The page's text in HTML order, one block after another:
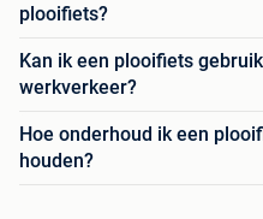
plooifiets?
Kan ik een plooifiets
werkverkeer?
Hoe onderhoud ik een
houden?